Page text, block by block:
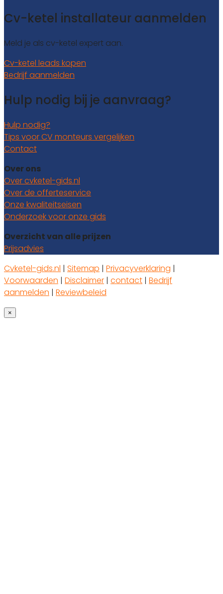
Cv-ketel installateur aanmelden
Meld je als cv-ketel expert aan.
Cv-ketel leads kopen
Bedrijf aanmelden
Hulp nodig bij je aanvraag?
Hulp nodig?
Tips voor CV monteurs vergelijken
Contact
Over ons
Over cvketel-gids.nl
Over de offerteservice
Onze kwaliteitseisen
Onderzoek voor onze gids
Overzicht van alle prijzen
Prijsadvies
Cvketel-gids.nl | Sitemap | Privacyverklaring |
Voorwaarden | Disclaimer | contact | Bedrijf
aanmelden | Reviewbeleid
×